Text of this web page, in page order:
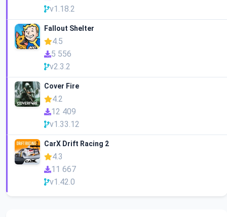
v1.18.2
Fallout Shelter
4.5
5 556
v2.3.2
Cover Fire
4.2
12 409
v1.33.12
CarX Drift Racing 2
4.3
11 667
v1.42.0